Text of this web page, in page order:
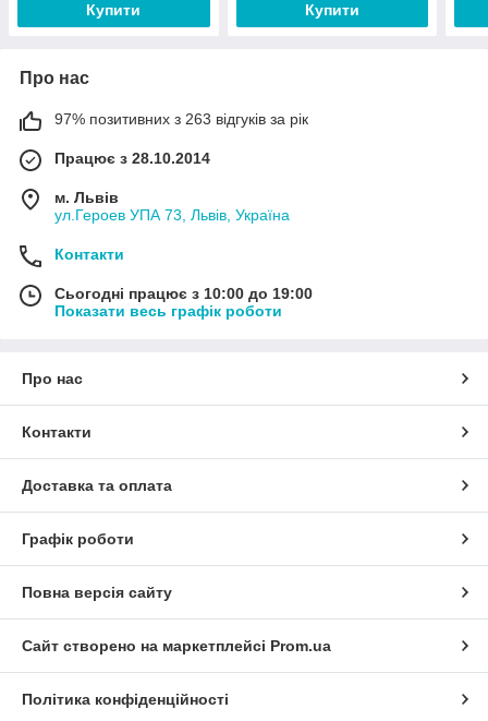
Купити Купити
Про нас
97% позитивних з 263 відгуків за рік
Працює з 28.10.2014
м. Львів
ул.Героев УПА 73, Львів, Україна
Контакти
Сьогодні працює з 10:00 до 19:00
Показати весь графік роботи
Про нас
Контакти
Доставка та оплата
Графік роботи
Повна версія сайту
Сайт створено на маркетплейсі Prom.ua
Політика конфіденційності